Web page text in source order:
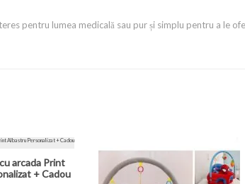
pentru lumea medicală sau pur și simplu pentru a le
arcada Print
+ Cadou